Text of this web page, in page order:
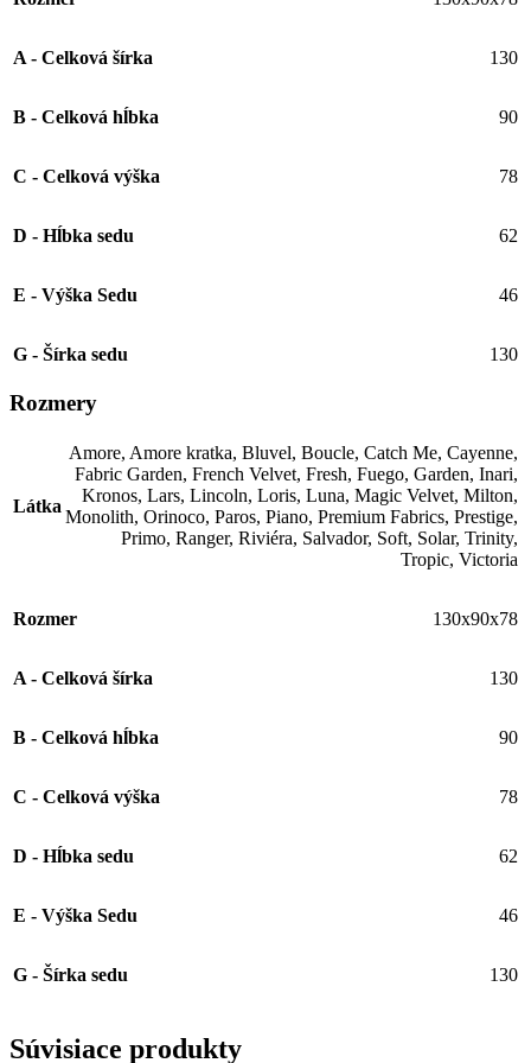
A - Celková šírka 130
B - Celková hĺbka 90
C - Celková výška 78
D - Hĺbka sedu 62
E - Výška Sedu 46
G - Šírka sedu 130
Rozmery
Látka
Amore, Amore kratka, Bluvel, Boucle, Catch Me, Cayenne,
Fabric Garden, French Velvet, Fresh, Fuego, Garden, Inari,
Kronos, Lars, Lincoln, Loris, Luna, Magic Velvet, Milton,
Monolith, Orinoco, Paros, Piano, Premium Fabrics, Prestige,
Primo, Ranger, Riviéra, Salvador, Soft, Solar, Trinity,
Tropic, Victoria
Rozmer 130x90x78
A - Celková šírka 130
B - Celková hĺbka 90
C - Celková výška 78
D - Hĺbka sedu 62
E - Výška Sedu 46
G - Šírka sedu 130
Súvisiace produkty